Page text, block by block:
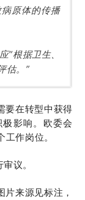
原体的传播
“根据卫生、
估。”
要在转型中获得
影响。欧委会
作岗位。
议。
片来源见标注，